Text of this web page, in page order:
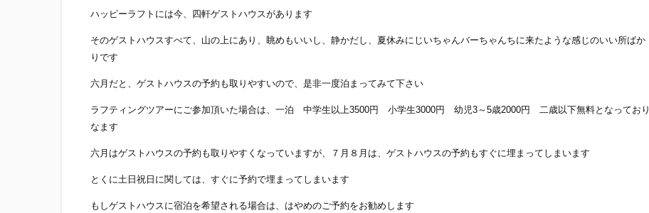
ハッピーラフトには今、四軒ゲストハウスがあります
そのゲストハウスすべて、山の上にあり、眺めもいいし、静かだし、夏休みにじいちゃんバーちゃんちに来たような感じのいい所ばか
りです
六月だと、ゲストハウスの予約も取りやすいので、是非一度泊まってみて下さい
ラフティングツアーにご参加頂いた場合は、一泊 中学生以上3500円 小学生3000円 幼児3～5歳2000円 二歳以下無料となっており
なます
六月はゲストハウスの予約も取りやすくなっていますが、７月８月は、ゲストハウスの予約もすぐに埋まってしまいます
とくに土日祝日に関しては、すぐに予約で埋まってしまいます
もしゲストハウスに宿泊を希望される場合は、はやめのご予約をお勧めします